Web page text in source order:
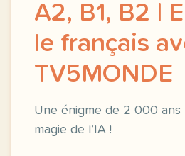
A2, B1, B2 |
le français
TV5MONDE
Une énigme de 2 000 ans
magie de l’IA !